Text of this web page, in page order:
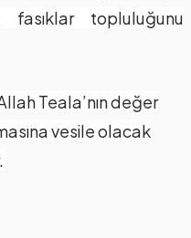
topluluğunu
Teala’nın değer
vesile olacak